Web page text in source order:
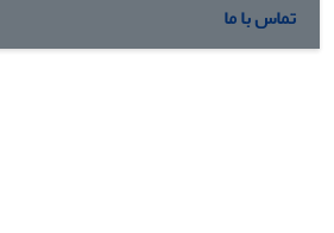
تماس با ما